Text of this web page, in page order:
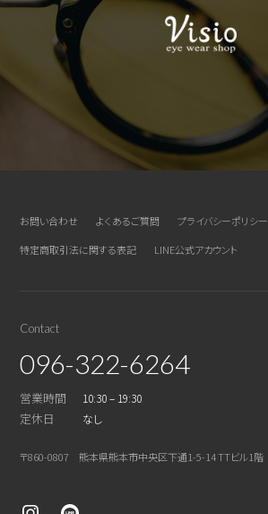
お問い合わせ よくあるご質問
プライバシーポリシー
特定商取引法に関する表記
LINE公式アカウント
Contact
096-322-6264
営業時間 10:30 – 19:30
定休日 なし
〒860-0807 熊本県熊本市中央区下通1-5-14 TTビル1階